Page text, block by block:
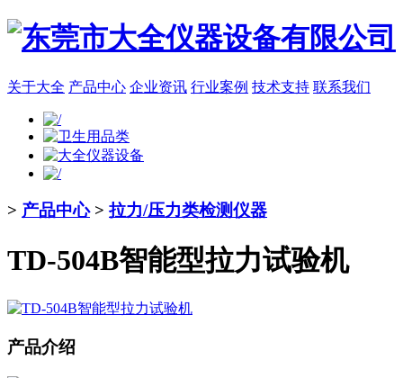
关于大全 产品中心 企业资讯 行业案例 技术支持 联系我们
> 产品中心> 拉力/压力类检测仪器
TD-504B智能型拉力试验机
产品介绍